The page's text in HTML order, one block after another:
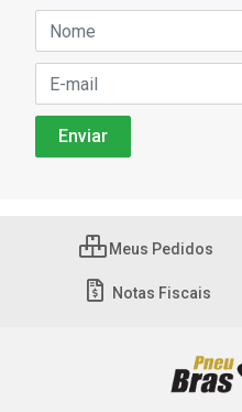
Meus Pedidos
Notas Fiscais